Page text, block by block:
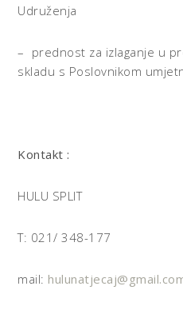
Udruženja
– prednost za izlaganje u
skladu s Poslovnikom
Kontakt :
HULU SPLIT
T: 021/ 348-177
mail: